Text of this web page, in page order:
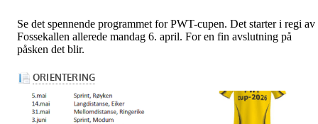
Se det spennende programmet for PWT-cupen. Det starter i regi av
Fossekallen allerede mandag 6. april. For en fin avslutning på
påsken det blir.